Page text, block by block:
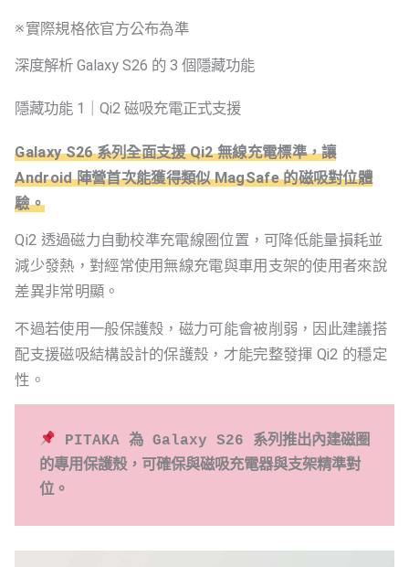
※實際規格依官方公布為準
深度解析 Galaxy S26 的 3 個隱藏功能
隱藏功能 1｜Qi2 磁吸充電正式支援
Galaxy S26 系列全面支援 Qi2 無線充電標準，讓
Android 陣營首次能獲得類似 MagSafe 的磁吸對位體
驗。
Qi2 透過磁力自動校準充電線圈位置，可降低能量損耗並
減少發熱，對經常使用無線充電與車用支架的使用者來說
差異非常明顯。
不過若使用一般保護殼，磁力可能會被削弱，因此建議搭
配支援磁吸結構設計的保護殼，才能完整發揮 Qi2 的穩定
性。
PITAKA 為 Galaxy S26 系列推出內建磁圈
的專用保護殼，可確保與磁吸充電器與支架精準對
位。